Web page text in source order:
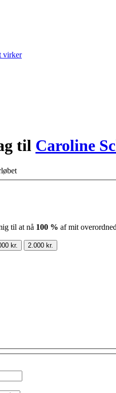
virker
til Caroline
til at nå 100 % af mit
kr. 2.000 kr.